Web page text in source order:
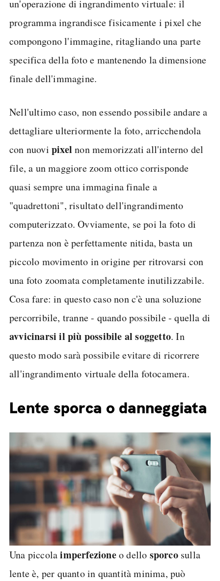
un'operazione di ingrandimento virtuale: il
programma ingrandisce fisicamente i pixel che
compongono l'immagine, ritagliando una parte
specifica della foto e mantenendo la dimensione
finale dell'immagine.
Nell'ultimo caso, non essendo possibile andare a
dettagliare ulteriormente la foto, arricchendola
con nuovi pixel non memorizzati all'interno del
file, a un maggiore zoom ottico corrisponde
quasi sempre una immagina finale a
"quadrettoni", risultato dell'ingrandimento
computerizzato. Ovviamente, se poi la foto di
partenza non è perfettamente nitida, basta un
piccolo movimento in origine per ritrovarsi con
una foto zoomata completamente inutilizzabile.
Cosa fare: in questo caso non c'è una soluzione
percorribile, tranne - quando possibile - quella di
avvicinarsi il più possibile al soggetto. In
questo modo sarà possibile evitare di ricorrere
all'ingrandimento virtuale della fotocamera.
Lente sporca o danneggiata
Una piccolaimperfezioneo dello sporcosulla
lente è, per quanto in quantità minima, può